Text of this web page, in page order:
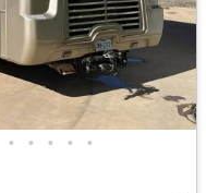
• • • • •